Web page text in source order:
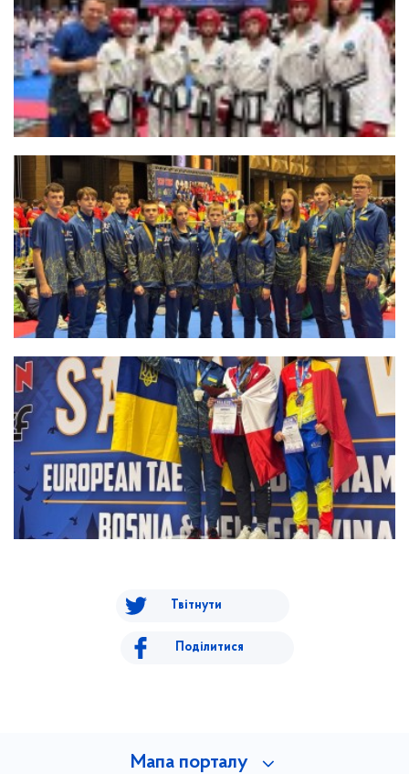
Твітнути
Поділитися
Мапа порталу